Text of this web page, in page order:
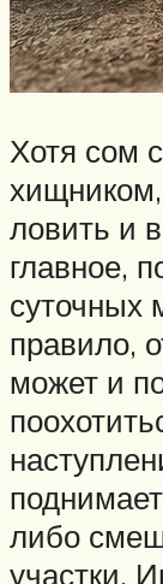
Хотя сом
ловить и
главное,
суточных
правило,
может и
либо
участки.